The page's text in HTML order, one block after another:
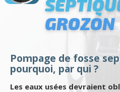
GROZON
Pompage de fosse
pourquoi, par qui ?
Les eaux usées devraient